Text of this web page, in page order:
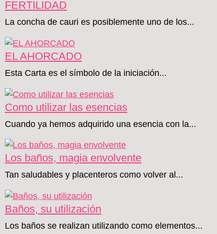
FERTILIDAD
La concha de cauri es posiblemente uno de los...
EL AHORCADO
Esta Carta es el símbolo de la iniciación...
Como utilizar las esencias
Cuando ya hemos adquirido una esencia con la...
Los baños, magia envolvente
Tan saludables y placenteros como volver al...
Baños, su utilización
Los baños se realizan utilizando como elementos...